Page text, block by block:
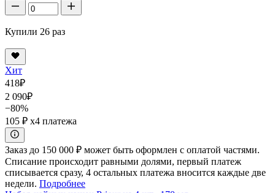
Купили 26 раз
Хит
418₽
2 090₽
−80%
105 ₽ x4 платежа
Заказ до 150 000 ₽ может быть оформлен с оплатой частями.
Списание происходит равными долями, первый платеж
списывается сразу, 4 остальных платежа вносится каждые две
недели. Подробнее